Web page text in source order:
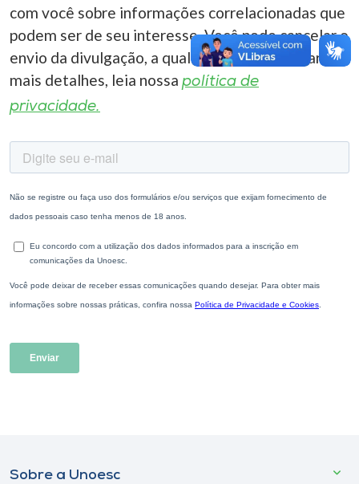
com você sobre informações correlacionadas que
podem ser de seu interesse. Você pode cancelar o
envio da divulgação, a qualquer momento. Para
mais detalhes, leia nossa política de
privacidade.
Sobre a Unoesc